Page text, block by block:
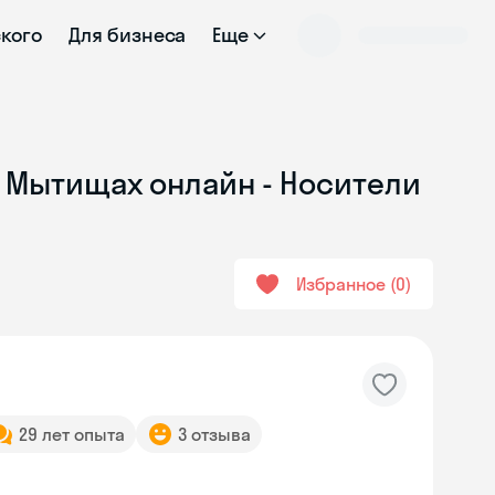
Для бизнеса Еще
Мытищах онлайн - Носители
Избранное 0
29 лет опыта 3 отзыва